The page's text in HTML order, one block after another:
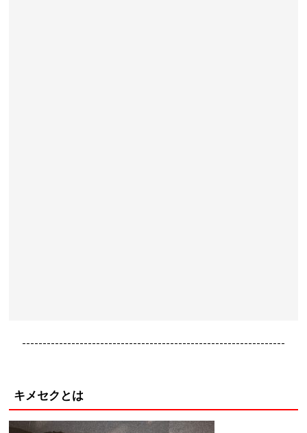
----------------------------------------------------------------
キメセクとは